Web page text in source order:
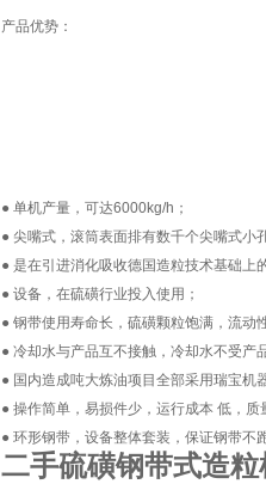
产品优势：
● 单机产量，可达6000kg/h；
● 尖嘴式，滚筒表面排有数千个尖嘴式小
● 是在引进消化吸收德国造粒技术基础上
● 设备，在硫磺行业投入使用；
● 钢带使用寿命长，硫磺颗粒饱满，流动
● 冷却水与产品互不接触，冷却水不受产
● 国内造成吨大炼油项目全部采用瑞宝机
● 操作简单，易损件少，运行成本 低，质
● 环形钢带，设备整体套装，保证钢带不
二手硫磺钢带式造粒